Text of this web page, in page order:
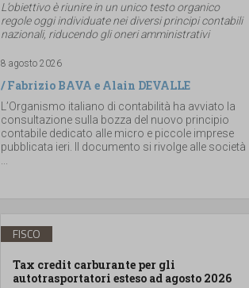
L’obiettivo è riunire in un unico testo organico
regole oggi individuate nei diversi principi contabili
nazionali, riducendo gli oneri amministrativi
8 agosto 2026
/Fabrizio BAVA e Alain DEVALLE
L’Organismo italiano di contabilità ha avviato la
consultazione sulla bozza del nuovo principio
contabile dedicato alle micro e piccole imprese
pubblicata ieri. Il documento si rivolge alle società
...
FISCO
Tax credit carburante per gli
autotrasportatori esteso ad agosto 2026